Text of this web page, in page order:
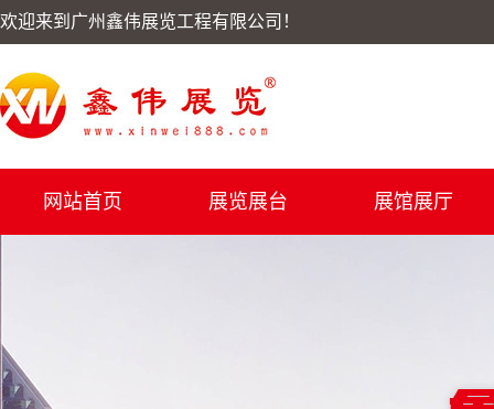
欢迎来到广州鑫伟展览工程有限公司！
网站首页 展览展台 展馆展厅